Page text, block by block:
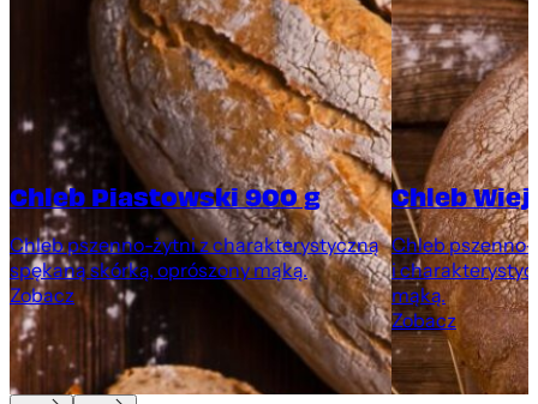
Chleb Piastowski 900 g
Chleb pszenno-żytni z charakterystyczną
spękaną skórką, oprószony mąką.
Zobacz
Chleb
Chleb pszenno-
i
mąką.
Zobacz